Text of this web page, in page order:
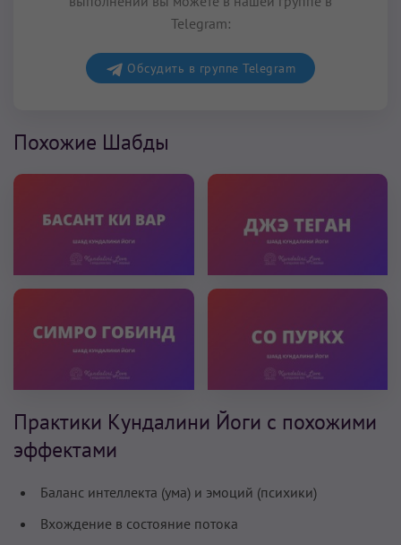
Telegram:
Обсудить в группе Telegram
Похожие Шабды
Практики Кундалини Йоги с похожими
эффектами
Баланс интеллекта (ума) и эмоций (психики)
Вхождение в состояние потока